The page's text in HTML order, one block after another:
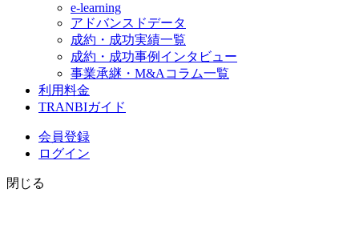
e-learning
アドバンスドデータ
成約・成功実績一覧
成約・成功事例インタビュー
事業承継・M&Aコラム一覧
利用料金
TRANBIガイド
会員登録
ログイン
閉じる